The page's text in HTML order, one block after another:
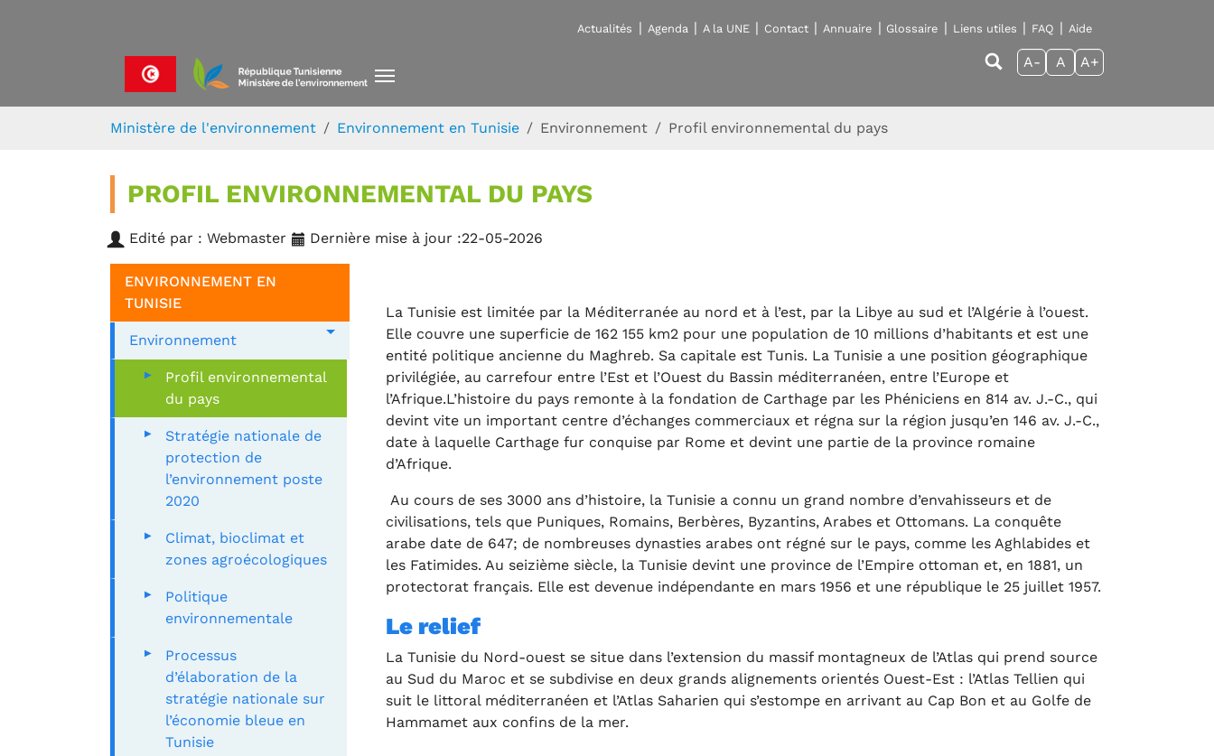
Actualités Agenda A la UNE Contact Annuaire Glossaire Liens utiles FAQ Aide
A- A A+
Ministère de l'environnement Environnement en Tunisie Environnement Profil environnemental du pays
PROFIL ENVIRONNEMENTAL DU PAYS
Edité par : Webmaster Dernière mise à jour :22-05-2026
La Tunisie est limitée par la Méditerranée au nord et à l’est, par la Libye au sud et l’Algérie à l’ouest.
Elle couvre une superficie de 162 155 km2 pour une population de 10 millions d’habitants et est une
entité politique ancienne du Maghreb. Sa capitale est Tunis. La Tunisie a une position géographique
privilégiée, au carrefour entre l’Est et l’Ouest du Bassin méditerranéen, entre l’Europe et
l’Afrique.L’histoire du pays remonte à la fondation de Carthage par les Phéniciens en 814 av. J.-C., qui
devint vite un important centre d’échanges commerciaux et régna sur la région jusqu’en 146 av. J.-C.,
date à laquelle Carthage fur conquise par Rome et devint une partie de la province romaine
d’Afrique.
Au cours de ses 3000 ans d’histoire, la Tunisie a connu un grand nombre d’envahisseurs et de
civilisations, tels que Puniques, Romains, Berbères, Byzantins, Arabes et Ottomans. La conquête
arabe date de 647; de nombreuses dynasties arabes ont régné sur le pays, comme les Aghlabides et
les Fatimides. Au seizième siècle, la Tunisie devint une province de l’Empire ottoman et, en 1881, un
protectorat français. Elle est devenue indépendante en mars 1956 et une république le 25 juillet 1957.
Le relief
La Tunisie du Nord-ouest se situe dans l’extension du massif montagneux de l’Atlas qui prend source
au Sud du Maroc et se subdivise en deux grands alignements orientés Ouest-Est : l’Atlas Tellien qui
suit le littoral méditerranéen et l’Atlas Saharien qui s’estompe en arrivant au Cap Bon et au Golfe de
Hammamet aux confins de la mer.
ENVIRONNEMENT EN
TUNISIE
Environnement
Profil environnemental
du pays
Stratégie nationale de
protection de
l’environnement poste
2020
Climat, bioclimat et
zones agroécologiques
Politique
environnementale
Processus
d’élaboration de la
stratégie nationale sur
l’économie bleue en
Tunisie